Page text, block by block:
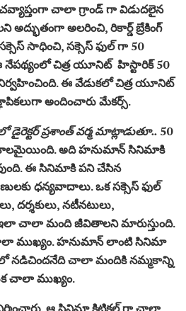
చాలా గ్రాండ్ గా విడుదలైన
అద్భుతంగా అలరించి, రికార్డ్ బ్రేకింగ్
సక్సెస్ సాధించి, సక్సెస్ ఫుల్ గా 50
నేపథ్యంలో చిత్ర యూనిట్ హిస్టారిక్ 50
ఈ వేడుకలో చిత్ర యూనిట్
అందించారు మేకర్స్.
డైరెక్టర్ ప్రశాంత్ వర్మ మాట్లాడుతూ.. 50
అది హనుమాన్ సినిమాకి
ఈ సినిమాకి పని చేసిన
ధన్యవాదాలు. ఒక సక్సెస్ ఫుల్
నటీనటులు,
చాలా మంది జీవితాలని మారుస్తుంది.
ముఖ్యం. హనుమాన్ లాంటి సినిమా
లో నడిచిందనేది చాలా మందికి నమ్మకాన్ని
చాలా ముఖ్యం.